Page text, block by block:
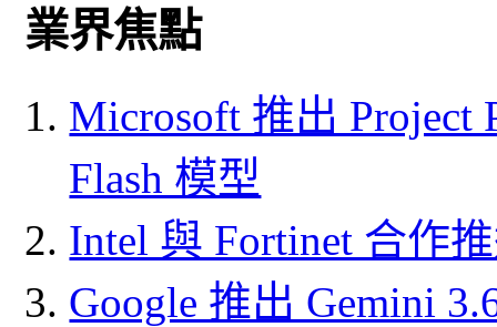
業界焦點
Microsoft 推出 Project
Flash 模型
Intel 與 Fortinet 合作
Google 推出 Gemini